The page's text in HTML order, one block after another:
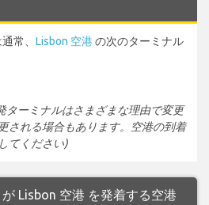
常、 Lisbon 空港の次のターミナル
ターミナルはさまざまな理由で変更
される場合もあります。空港の到着
てください)
Lisbon 空港 を発着する空港